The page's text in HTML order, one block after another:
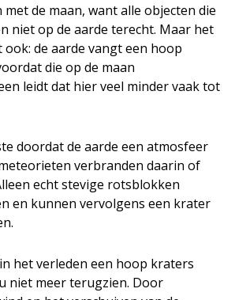
de maan, want alle objecten die
niet op de aarde terecht. Maar het
de aarde vangt een hoop
die op de maan
leidt dat hier veel minder vaak tot
doordat de aarde een atmosfeer
verbranden daarin of
echt stevige rotsblokken
en kunnen vervolgens een krater
het verleden een hoop kraters
niet meer terugzien. Door